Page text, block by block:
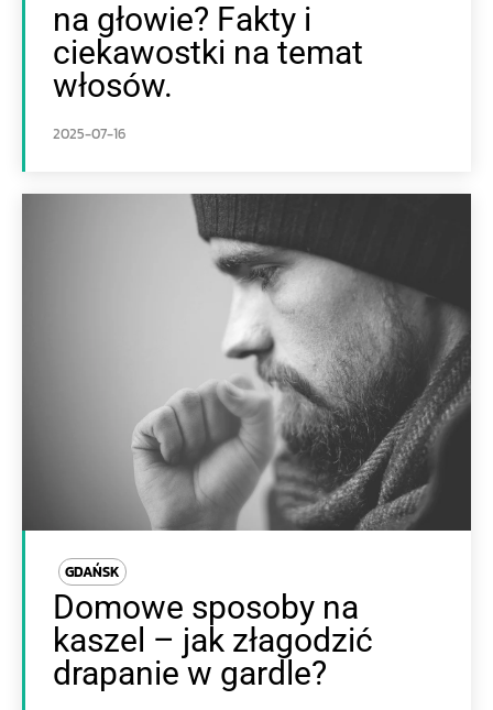
na głowie? Fakty i
ciekawostki na temat
włosów.
2025-07-16
GDAŃSK
Domowe sposoby na
kaszel – jak złagodzić
drapanie w gardle?